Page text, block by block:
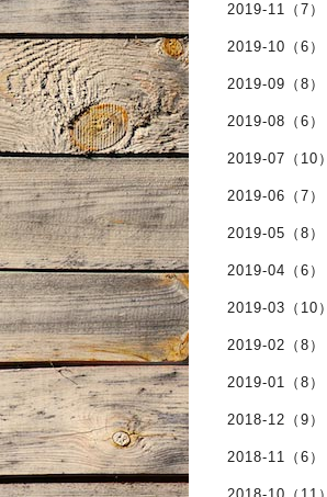
2019-11（7）
2019-10（6）
2019-09（8）
2019-08（6）
2019-07（10）
2019-06（7）
2019-05（8）
2019-04（6）
2019-03（10）
2019-02（8）
2019-01（8）
2018-12（9）
2018-11（6）